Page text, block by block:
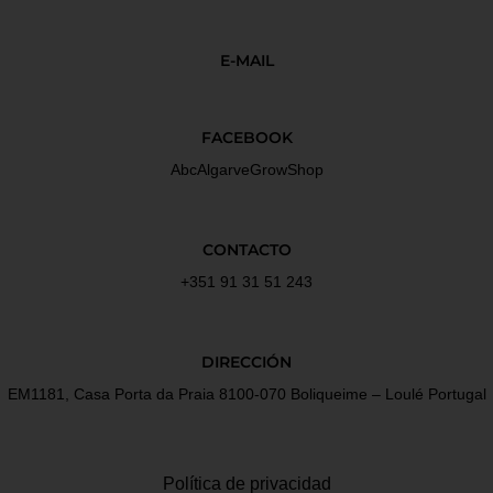
E-MAIL
FACEBOOK
AbcAlgarveGrowShop
CONTACTO
+351 91 31 51 243
DIRECCIÓN
EM1181, Casa Porta da Praia 8100-070 Boliqueime – Loulé Portugal
Política de privacidad